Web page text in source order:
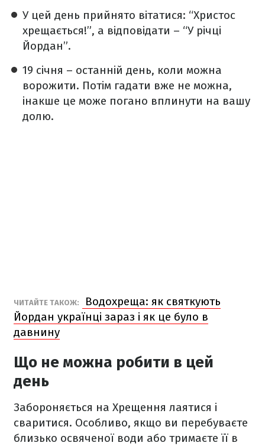
У цей день прийнято вітатися: “Христос
хрещається!”, а відповідати – “У річці
Йордан”.
19 січня – останній день, коли можна
ворожити. Потім гадати вже не можна,
інакше це може погано вплинути на вашу
долю.
ЧИТАЙТЕ ТАКОЖ:
Водохреща: як святкують
Йордан українці зараз і як це було в
давнину
Що не можна робити в цей
день
Забороняється на Хрещення лаятися і
сваритися. Особливо, якщо ви перебуваєте
близько освяченої води або тримаєте її в